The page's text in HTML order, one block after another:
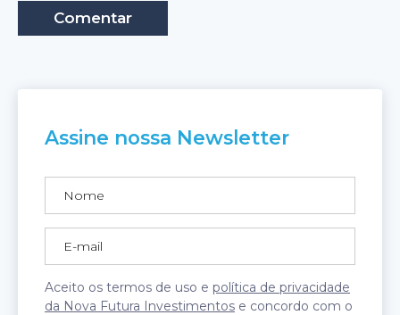
Assine nossa Newsletter
Aceito os termos de uso e política de privacidade
da Nova Futura Investimentos e concordo com o